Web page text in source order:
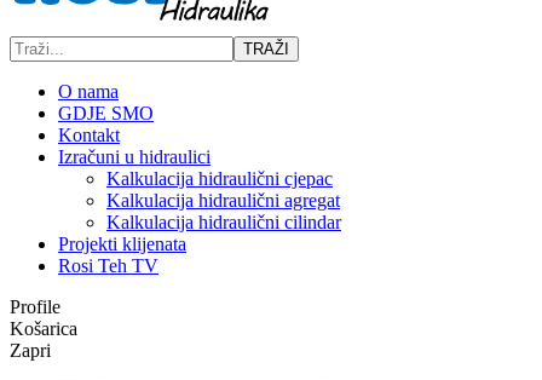
TRAŽI
O nama
GDJE SMO
Kontakt
Izračuni u hidraulici
Kalkulacija hidraulični cjepac
Kalkulacija hidraulični agregat
Kalkulacija hidraulični cilindar
Projekti klijenata
Rosi Teh TV
Profile
Košarica
Zapri